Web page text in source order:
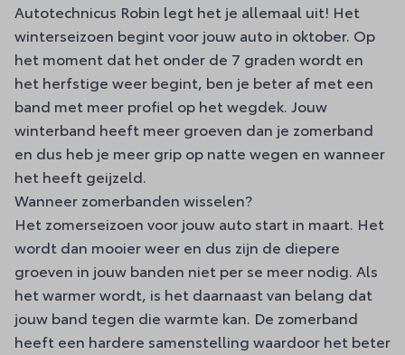
Autotechnicus Robin legt het je allemaal uit! Het
winterseizoen begint voor jouw auto in oktober. Op
het moment dat het onder de 7 graden wordt en
het herfstige weer begint, ben je beter af met een
band met meer profiel op het wegdek. Jouw
winterband heeft meer groeven dan je zomerband
en dus heb je meer grip op natte wegen en wanneer
het heeft geijzeld.
Wanneer zomerbanden wisselen?
Het zomerseizoen voor jouw auto start in maart. Het
wordt dan mooier weer en dus zijn de diepere
groeven in jouw banden niet per se meer nodig. Als
het warmer wordt, is het daarnaast van belang dat
jouw band tegen die warmte kan. De zomerband
heeft een hardere samenstelling waardoor het beter